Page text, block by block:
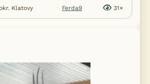
Klatovy
Ferda9 31×